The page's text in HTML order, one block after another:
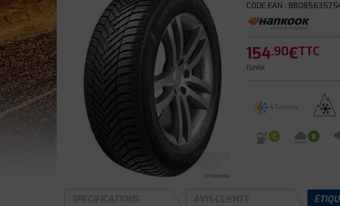
CODE EAN :
154.90€TTC
l'unité
4 Saisons
C B
SPÉCIFICATIONS AVIS CLIENTS